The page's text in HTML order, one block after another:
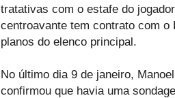
tratativas com o estafe do
centroavante tem contrato com o
planos do elenco principal.
No último dia 9 de janeiro,
confirmou que havia uma